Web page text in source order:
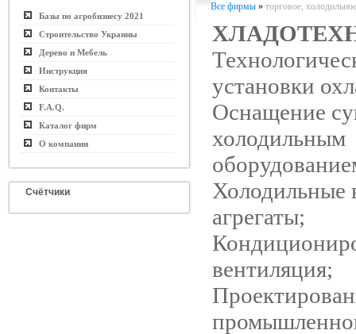
Базы по агробизнесу 2021
Строительство Украины
Дерево и Мебель
Инструкция
Контакты
F.A.Q.
Каталог фирм
О компании
Счётчики
Все фирмы » торговое,
установки
Оснащение
холодильным
Холодильные
агрегаты;
вентиляция;